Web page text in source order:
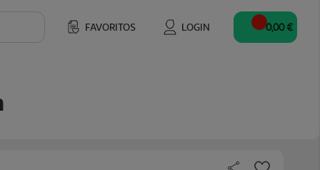
FAVORITOS LOGIN 0,00 €